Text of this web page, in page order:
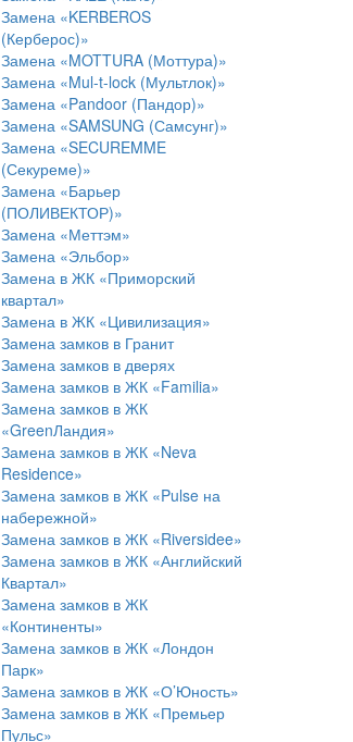
Замена «KERBEROS
(Керберос)»
Замена «MOTTURA (Моттура)»
Замена «Mul-t-lock (Мультлок)»
Замена «Pandoor (Пандор)»
Замена «SAMSUNG (Самсунг)»
Замена «SECUREMME
(Секуреме)»
Замена «Барьер
(ПОЛИВЕКТОР)»
Замена «Меттэм»
Замена «Эльбор»
Замена в ЖК «Приморский
квартал»
Замена в ЖК «Цивилизация»
Замена замков в Гранит
Замена замков в дверях
Замена замков в ЖК «Familia»
Замена замков в ЖК
«GreenЛандия»
Замена замков в ЖК «Neva
Residence»
Замена замков в ЖК «Pulse на
набережной»
Замена замков в ЖК «Riversidee»
Замена замков в ЖК «Английский
Квартал»
Замена замков в ЖК
«Континенты»
Замена замков в ЖК «Лондон
Парк»
Замена замков в ЖК «О’Юность»
Замена замков в ЖК «Премьер
Пульс»